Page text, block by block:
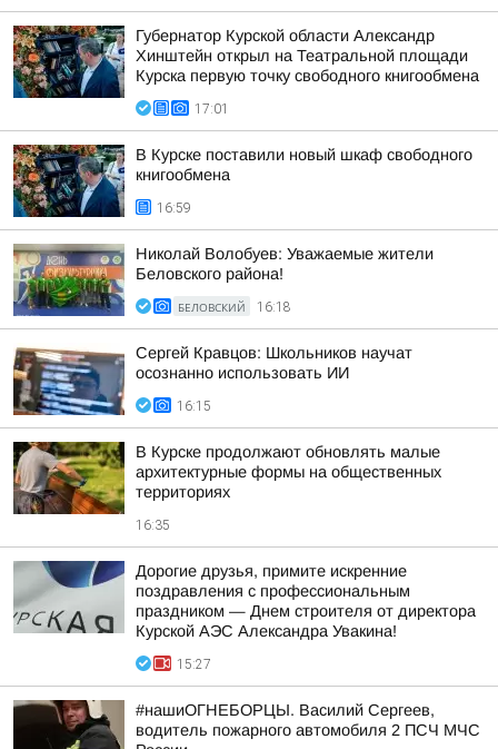
Губернатор Курской области Александр
Хинштейн открыл на Театральной площади
Курска первую точку свободного книгообмена
17:01
В Курске поставили новый шкаф свободного
книгообмена
16:59
Николай Волобуев: Уважаемые жители
Беловского района!
БЕЛОВСКИЙ 16:18
Сергей Кравцов: Школьников научат
осознанно использовать ИИ
16:15
В Курске продолжают обновлять малые
архитектурные формы на общественных
территориях
16:35
Дорогие друзья, примите искренние
поздравления с профессиональным
праздником — Днем строителя от директора
Курской АЭС Александра Увакина!
15:27
#нашиОГНЕБОРЦЫ. Василий Сергеев,
водитель пожарного автомобиля 2 ПСЧ МЧС